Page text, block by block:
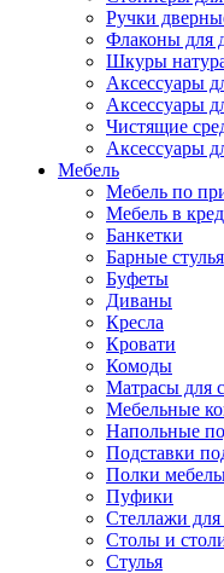
Ручки
Флаконы для
Шкуры
Аксессуары
Аксессуары
Чистящие
Аксессуары
Мебель
Мебель по
Мебель в
Банкетки
Барные стулья
Буфеты
Диваны
Кресла
Кровати
Комоды
Матрасы для
Мебельные
Напольные
Подставки
Полки
Пуфики
Стеллажи
Столы и
Стулья